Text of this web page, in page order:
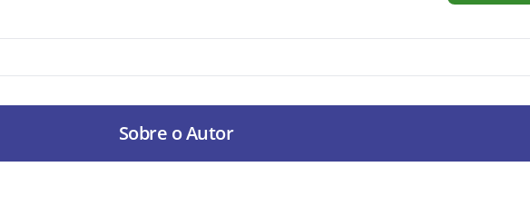
Sobre o Autor